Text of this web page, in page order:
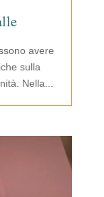
avere
sulla
Nella...